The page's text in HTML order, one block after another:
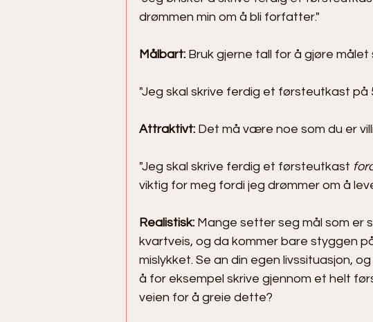
drømmen min om å bli forfatter."
Målbart: Bruk gjerne tall for å gjøre målet
"Jeg skal skrive ferdig et førsteutkast på
Attraktivt: Det må være noe som du er
"Jeg skal skrive ferdig et førsteutkast
viktig for meg fordi jeg drømmer om å
Realistisk: Mange setter seg mål som er
kvartveis, og da kommer bare styggen
mislykket. Se an din egen livssituasjon,
å for eksempel skrive gjennom et helt
veien for å greie dette?